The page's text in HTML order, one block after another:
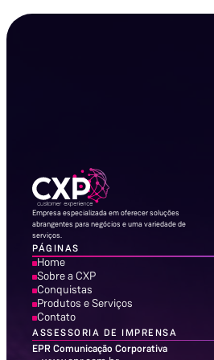
Empresa especializada em oferecer soluções
abrangentes para negócios e uma variedade de
serviços.
PÁGINAS
Home
Sobre a CXP
Conquistas
Produtos e Serviços
Contato
ASSESSORIA DE IMPRENSA
EPR Comunicação Corporativa